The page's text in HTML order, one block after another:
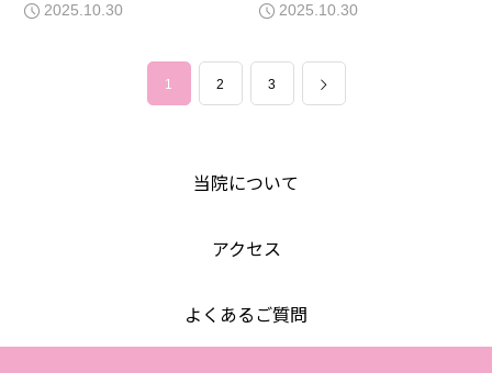
2025.10.30 2025.10.30
1 2 3
当院について
アクセス
よくあるご質問